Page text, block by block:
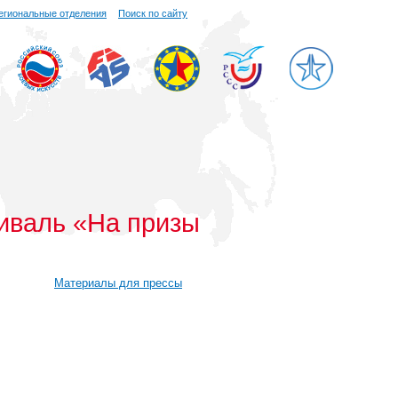
отделения Поиск по сайту
«На призы
Материалы для прессы